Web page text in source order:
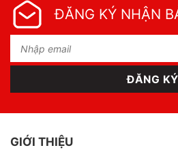
ĐĂNG KÝ NHẬN
GIỚI THIỆU